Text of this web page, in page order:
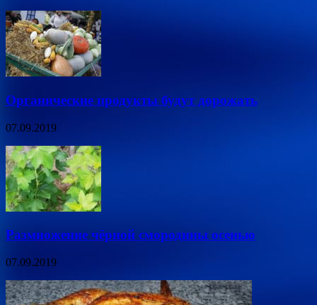
Органические продукты будут дорожать
07.09.2019
Размножение чёрной смородины осенью
07.09.2019